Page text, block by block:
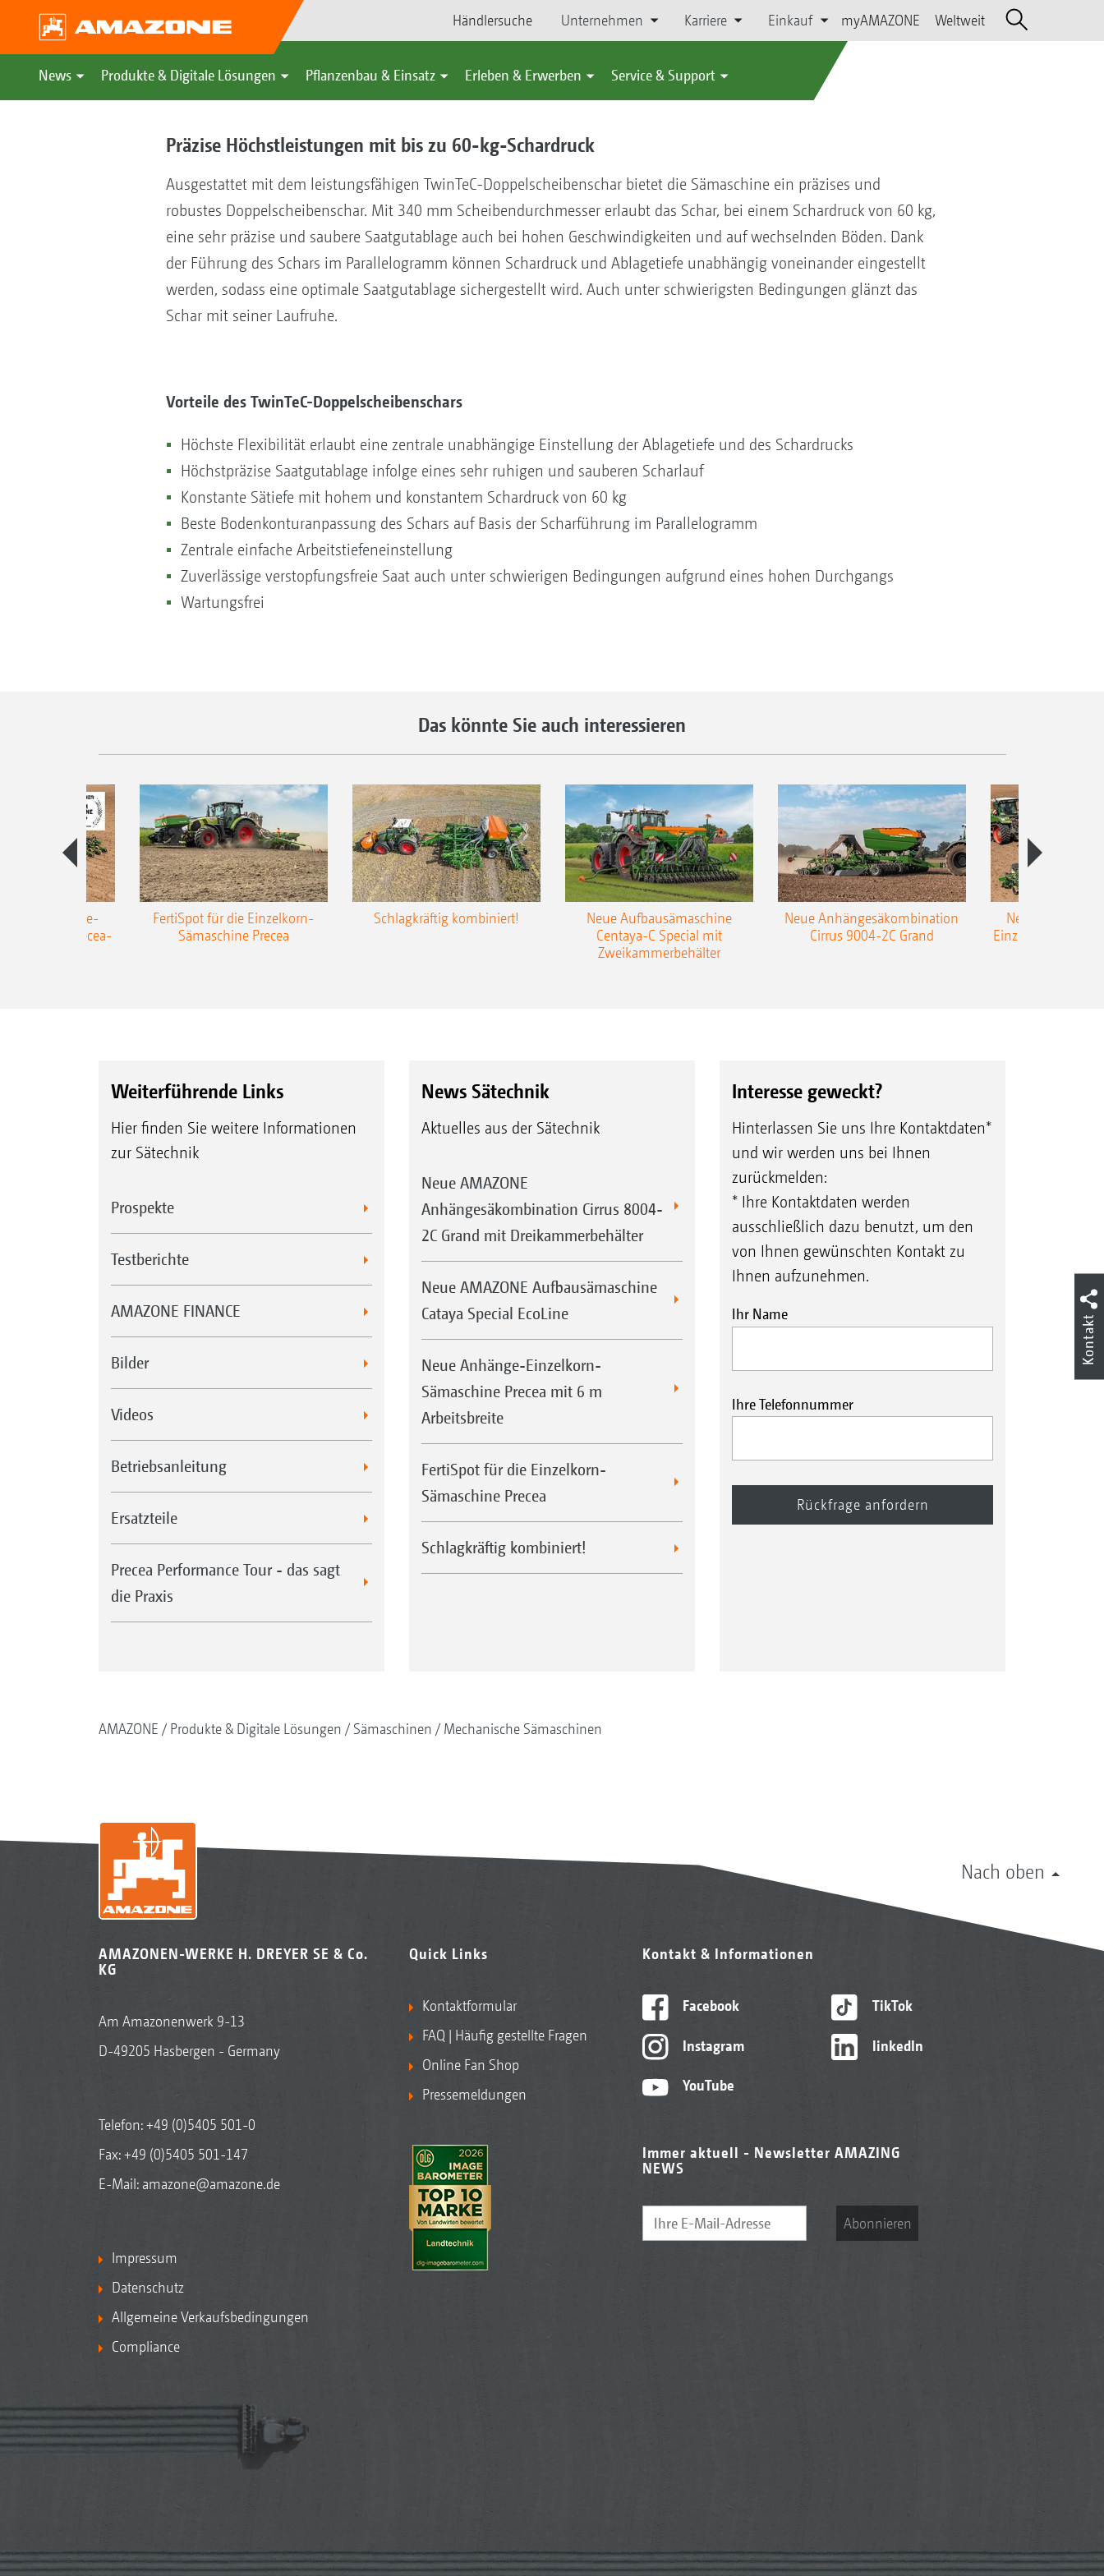
Händlersuche Unternehmen Karriere Einkauf myAMAZONE Weltweit
News Produkte & Digitale Lösungen Pflanzenbau & Einsatz Erleben & Erwerben Service & Support
Präzise Höchstleistungen mit bis zu 60-kg-Schardruck
Ausgestattet mit dem leistungsfähigen TwinTeC-Doppelscheibenschar bietet die Sämaschine ein präzises und
robustes Doppelscheibenschar. Mit 340 mm Scheibendurchmesser erlaubt das Schar, bei einem Schardruck von 60 kg,
eine sehr präzise und saubere Saatgutablage auch bei hohen Geschwindigkeiten und auf wechselnden Böden. Dank
der Führung des Schars im Parallelogramm können Schardruck und Ablagetiefe unabhängig voneinander eingestellt
werden, sodass eine optimale Saatgutablage sichergestellt wird. Auch unter schwierigsten Bedingungen glänzt das
Schar mit seiner Laufruhe.
Vorteile des TwinTeC-Doppelscheibenschars
Höchste Flexibilität erlaubt eine zentrale unabhängige Einstellung der Ablagetiefe und des Schardrucks
Höchstpräzise Saatgutablage infolge eines sehr ruhigen und sauberen Scharlauf
Konstante Sätiefe mit hohem und konstantem Schardruck von 60 kg
Beste Bodenkonturanpassung des Schars auf Basis der Scharführung im Parallelogramm
Zentrale einfache Arbeitstiefeneinstellung
Zuverlässige verstopfungsfreie Saat auch unter schwierigen Bedingungen aufgrund eines hohen Durchgangs
Wartungsfrei
Das könnte Sie auch interessieren
Anhänge-
Precea-
FertiSpot für die Einzelkorn-
Sämaschine Precea
Schlagkräftig kombiniert!
Neue Aufbausämaschine
Centaya-C Special mit
Zweikammerbehälter
Neue Anhängesäkombination
Cirrus 9004-2C Grand
Neue
Einzelkorn-
Weiterführende Links
Hier finden Sie weitere Informationen
zur Sätechnik
Prospekte
Testberichte
AMAZONE FINANCE
Bilder
Videos
Betriebsanleitung
Ersatzteile
Precea Performance Tour - das sagt
die Praxis
News Sätechnik
Aktuelles aus der Sätechnik
Neue AMAZONE
Anhängesäkombination Cirrus 8004-
2C Grand mit Dreikammerbehälter
Neue AMAZONE Aufbausämaschine
Cataya Special EcoLine
Neue Anhänge-Einzelkorn-
Sämaschine Precea mit 6 m
Arbeitsbreite
FertiSpot für die Einzelkorn-
Sämaschine Precea
Schlagkräftig kombiniert!
Interesse geweckt?
Hinterlassen Sie uns Ihre Kontaktdaten*
und wir werden uns bei Ihnen
zurückmelden:
* Ihre Kontaktdaten werden
ausschließlich dazu benutzt, um den
von Ihnen gewünschten Kontakt zu
Ihnen aufzunehmen.
Ihr Name
Ihre Telefonnummer
AMAZONE Produkte & Digitale Lösungen Sämaschinen Mechanische Sämaschinen
Nach oben
AMAZONEN-WERKE H. DREYER SE & Co.
KG
Am Amazonenwerk 9-13
D-49205 Hasbergen - Germany
Telefon:+49 (0)5405 501-0
Fax: +49 (0)5405 501-147
E-Mail: amazone@amazone.de
Impressum
Datenschutz
Allgemeine Verkaufsbedingungen
Compliance
Quick Links
Kontaktformular
FAQ | Häufig gestellte Fragen
Online Fan Shop
Pressemeldungen
Kontakt & Informationen
Facebook
Instagram
YouTube
TikTok
linkedIn
Immer aktuell - Newsletter AMAZING
NEWS
Abonnieren
Kontakt